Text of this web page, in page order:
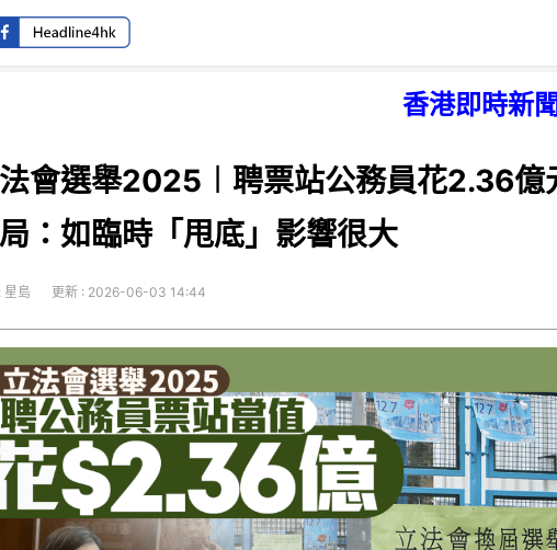
香港即時新
會選舉2025︱聘票站公務員花2.36億
：如臨時「甩底」影響很大
星島 更新 : 2026-06-03 14:44